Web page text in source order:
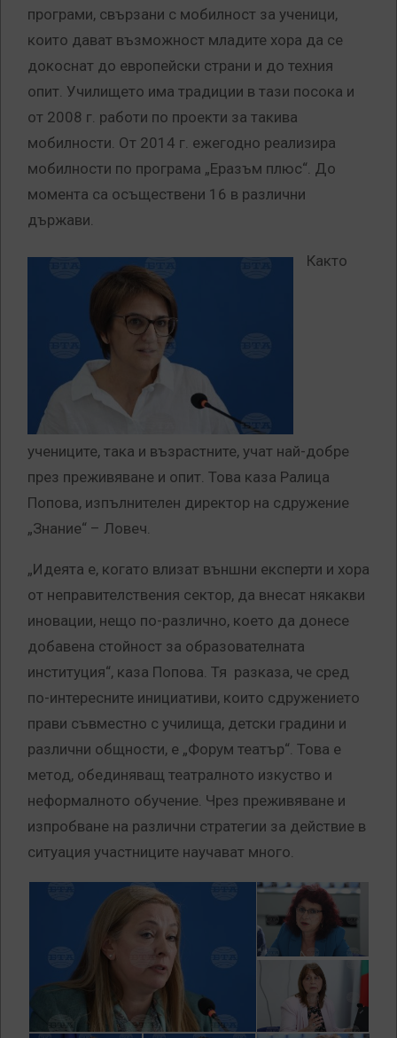
програми, свързани с мобилност за ученици,
които дават възможност младите хора да се
докоснат до европейски страни и до техния
опит. Училището има традиции в тази посока и
от 2008 г. работи по проекти за такива
мобилности. От 2014 г. ежегодно реализира
мобилности по програма „Еразъм плюс“. До
момента са осъществени 16 в различни
държави.
Както
учениците, така и възрастните, учат най-добре
през преживяване и опит. Това каза Ралица
Попова, изпълнителен директор на сдружение
„Знание“ – Ловеч.
„Идеята е, когато влизат външни експерти и хора
от неправителствения сектор, да внесат някакви
иновации, нещо по-различно, което да донесе
добавена стойност за образователната
институция“, каза Попова. Тя разказа, че сред
по-интересните инициативи, които сдружението
прави съвместно с училища, детски градини и
различни общности, е „Форум театър“. Това е
метод, обединяващ театралното изкуство и
неформалното обучение. Чрез преживяване и
изпробване на различни стратегии за действие в
ситуация участниците научават много.